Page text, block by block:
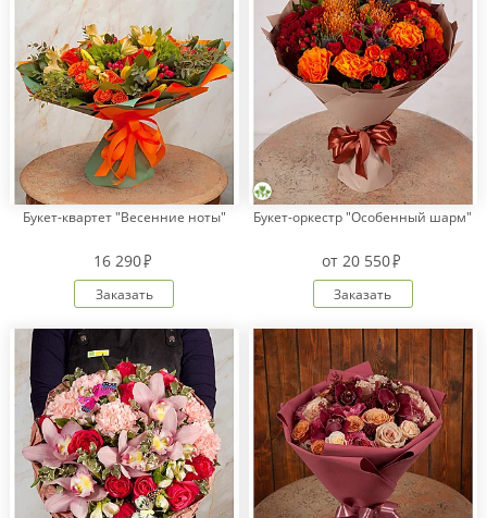
Букет-квартет "Весенние ноты"
16 290
Заказать
Букет-оркестр "Особенный шарм"
от20 550
Заказать